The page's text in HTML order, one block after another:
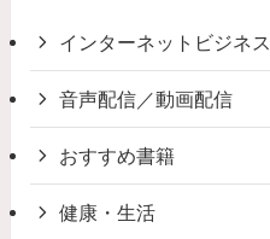
インターネットビジネス
音声配信／動画配信
おすすめ書籍
健康・生活